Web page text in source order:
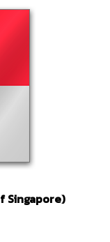
Singapore)